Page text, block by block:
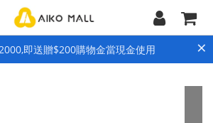
即送贈$200購物金當現金使用 ×